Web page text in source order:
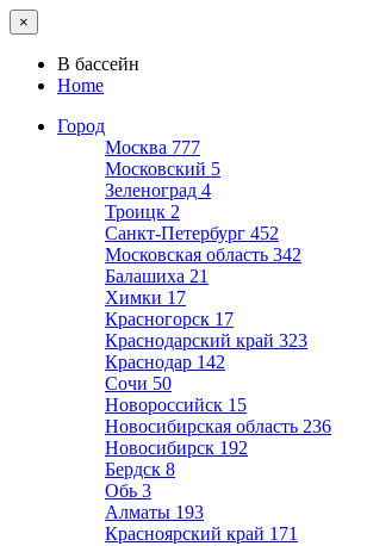
×
В бассейн
Home
Город
Москва 777
Московский 5
Зеленоград 4
Троицк 2
Санкт-Петербург 452
Московская область 342
Балашиха 21
Химки 17
Красногорск 17
Краснодарский край 323
Краснодар 142
Сочи 50
Новороссийск 15
Новосибирская область 236
Новосибирск 192
Бердск 8
Обь 3
Алматы 193
Красноярский край 171